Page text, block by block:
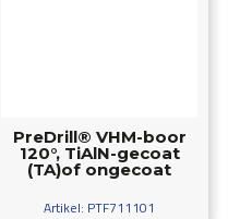
PreDrill® VHM-boor
120°, TiAlN-gecoat
(TA)of ongecoat
Artikel: PTF711101